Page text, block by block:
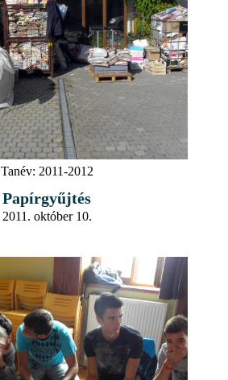
Tanév: 2011-2012
Papírgyűjtés
2011. október 10.